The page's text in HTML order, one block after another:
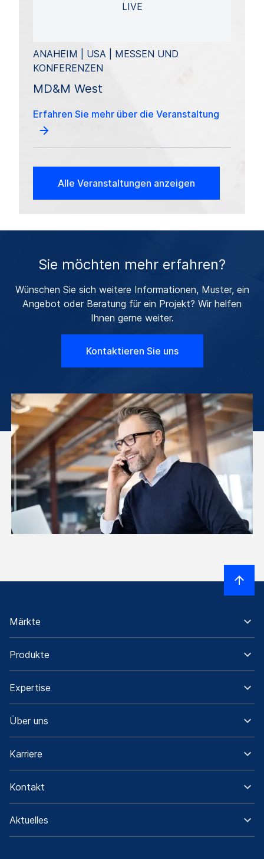
LIVE
ANAHEIM | USA | MESSEN UND
KONFERENZEN
MD&M West
Erfahren Sie mehr über die Veranstaltung
Alle Veranstaltungen anzeigen
Sie möchten mehr erfahren?
Wünschen Sie sich weitere Informationen, Muster, ein
Angebot oder Beratung für ein Projekt? Wir helfen
Ihnen gerne weiter.
Kontaktieren Sie uns
Märkte
Produkte
Expertise
Über uns
Karriere
Kontakt
Aktuelles